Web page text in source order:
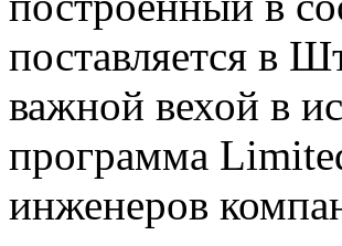
поставляется в
важной вехой в
программа
инженеров